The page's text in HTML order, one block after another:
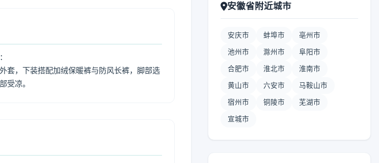
套，下装搭配加绒保暖裤与防风长裤，脚部选
受凉。
安徽省附近城市
安庆市 蚌埠市 亳州市
池州市 滁州市 阜阳市
合肥市 淮北市 淮南市
黄山市 六安市 马鞍山市
宿州市 铜陵市 芜湖市
宣城市